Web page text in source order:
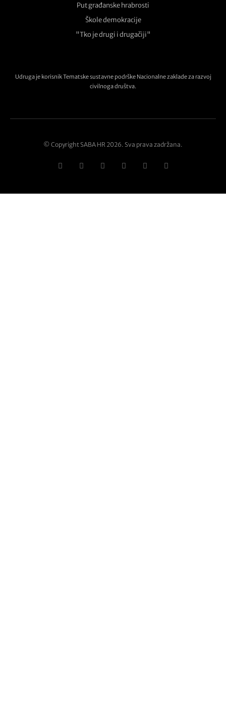
Put građanske hrabrosti
Škole demokracije
"Tko je drugi i drugačiji"
Udruga je korisnik Tematske sustavne podrške Nacionalne zaklade za razvoj
civilnoga društva.
© Copyright SABA HR 2026. Sva prava zadržana.